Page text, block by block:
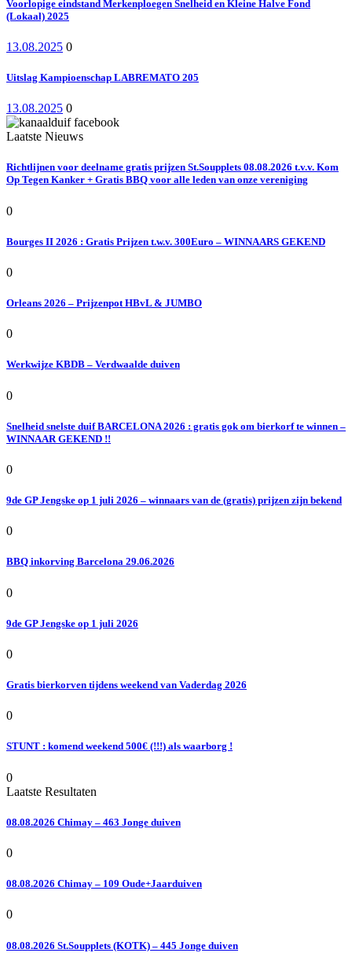
Voorlopige eindstand Merkenploegen Snelheid en Kleine Halve Fond
(Lokaal) 2025
13.08.2025 0
Uitslag Kampioenschap LABREMATO 205
13.08.2025 0
Laatste Nieuws
Richtlijnen voor deelname gratis prijzen St.Soupplets 08.08.2026 t.v.v. Kom
Op Tegen Kanker + Gratis BBQ voor alle leden van onze vereniging
0
Bourges II 2026 : Gratis Prijzen t.w.v. 300Euro – WINNAARS GEKEND
0
Orleans 2026 – Prijzenpot HBvL & JUMBO
0
Werkwijze KBDB – Verdwaalde duiven
0
Snelheid snelste duif BARCELONA 2026 : gratis gok om bierkorf te winnen –
WINNAAR GEKEND !!
0
9de GP Jengske op 1 juli 2026 – winnaars van de (gratis) prijzen zijn bekend
0
BBQ inkorving Barcelona 29.06.2026
0
9de GP Jengske op 1 juli 2026
0
Gratis bierkorven tijdens weekend van Vaderdag 2026
0
STUNT : komend weekend 500€ (!!!) als waarborg !
0
Laatste Resultaten
08.08.2026 Chimay – 463 Jonge duiven
0
08.08.2026 Chimay – 109 Oude+Jaarduiven
0
08.08.2026 St.Soupplets (KOTK) – 445 Jonge duiven